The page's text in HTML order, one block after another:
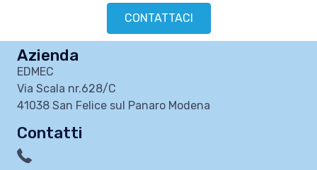
CONTATTACI
Azienda
EDMEC
Via Scala nr.628/C
41038 San Felice sul Panaro Modena
Contatti